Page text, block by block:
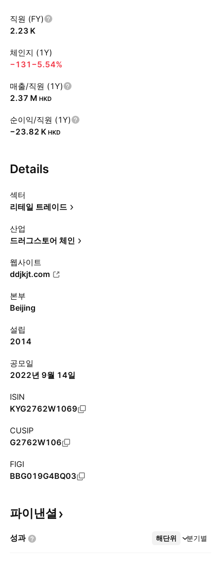
직원 (FY)
‪2.23 K‬
체인지 (1Y)
−131 −5.54%
매출/직원 (1Y)
‪2.37 M‬ HKD
순이익/직원 (1Y)
‪−23.82 K‬ HKD
Details
섹터
리테일 트레이드
산업
드러그스토어 체인
웹사이트
ddjkjt.com
본부
Beijing
설립
2014
공모일
2022년 9월 14일
ISIN
KYG2762W1069
CUSIP
G2762W106
FIGI
BBG019G4BQ03
파이낸셜
성과 해단위 분기별
더보기